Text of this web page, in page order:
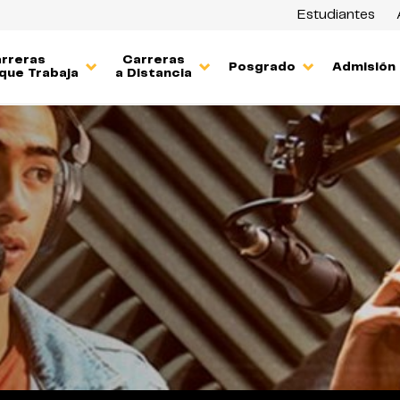
Estudiantes
Trabaja
Carreras
a Distancia
Posgrado Admisión